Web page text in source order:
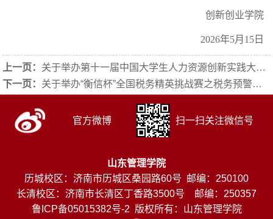
创新创业学院
2026年5月15日
上一页： 关于举办第十一届中国大学生人力资源创新实践大赛校内选拔赛的通知
下一页： 关于举办“衡信杯”全国税务精英挑战赛之税务预警精英挑战赛的通知
官方微博 扫一扫关注微信号
山东管理学院
历城校区：济南市历城区桑园路60号 邮编：250100
长清校区：济南市长清区丁香路3500号 邮编：250357
鲁ICP备05015382号-2版权所有：山东管理学院